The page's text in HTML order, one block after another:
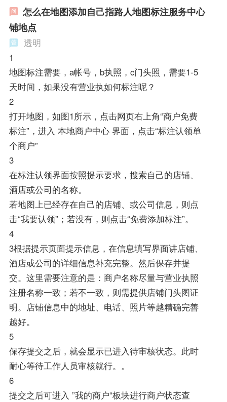
怎么在地图添加自己指路人地图标注服务中心
铺地点
透明
1
地图标注需要，a帐号，b执照，c门头照，需要1-5
天时间，如果没有营业执如何标注呢？
2
打开地图，如图1所示，点击网页右上角“商户免费
标注”，进入 本地商户中心 界面，点击“标注认领单
个商户”
3
在标注认领界面按照提示要求，搜索自己的店铺、
酒店或公司的名称。
若地图上已经存在自己的店铺、或公司信息，则点
击“我要认领”；若没有，则点击“免费添加标注”。
4
3根据提示页面提示信息，在信息填写界面讲店铺、
酒店或公司的详细信息补充完整。然后保存并提
交。这里需要注意的是：商户名称尽量与营业执照
注册名称一致；若不一致，则需提供店铺门头图证
明。店铺信息中的地址、电话、照片等越精确完善
越好。
5
保存提交之后，就会显示已进入待审核状态。此时
耐心等待工作人员审核就行。。
6
提交之后可进入 ”我的商户“板块进行商户状态查